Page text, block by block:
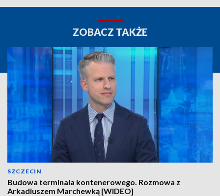
ZOBACZ TAKŻE
SZCZECIN
Budowa terminala kontenerowego. Rozmowa z
Arkadiuszem Marchewką [WIDEO]